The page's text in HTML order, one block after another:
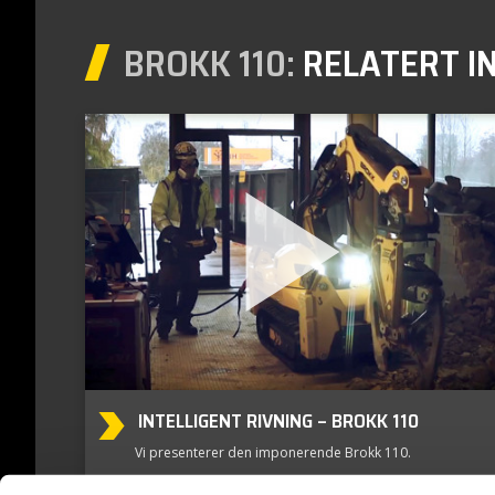
BROKK 110: RELATERT
INTELLIGENT RIVNING – BROKK 110
Vi presenterer den imponerende Brokk 110.